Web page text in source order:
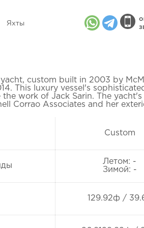
Яхты
custom built in 2003 by
This luxury vessel's
work of Jack Sarin. The
Corrao Associates and her
Custom
Летом: -
Зимой: -
129.92ф /